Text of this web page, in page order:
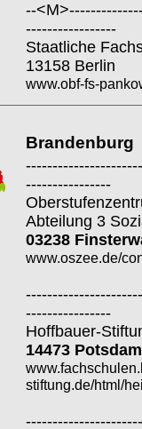
--
-----------------
Staatliche
13158 Berlin
www.obf-fs-
Brandenburg
----------------
Abteilung 3
03238
www.oszee.de/
----------------
Hoffbauer-
14473 Potsdam
stiftung.de/html/